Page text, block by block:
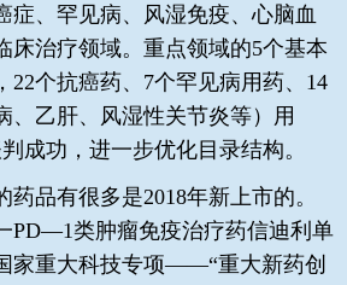
症、罕见病、风湿免疫、心脑血
床治疗领域。重点领域的5个基本
22个抗癌药、7个罕见病用药、14
、乙肝、风湿性关节炎等）用
成功，进一步优化目录结构。
品有很多是2018年新上市的。
PD—1类肿瘤免疫治疗药信迪利单
家重大科技专项——“重大新药创